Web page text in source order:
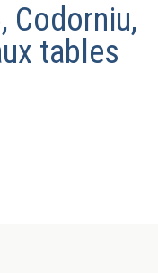
Codorniu,
tables